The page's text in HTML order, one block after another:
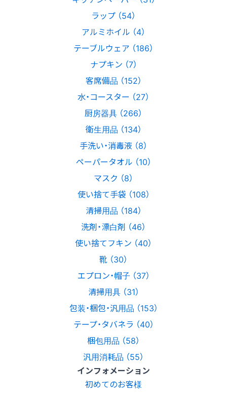
ラップ （54）
アルミホイル （4）
テーブルウェア （186）
ナプキン （7）
客席備品 （152）
水・コースター （27）
厨房器具 （266）
衛生用品 （134）
手洗い・消毒液 （8）
ペーパータオル （10）
マスク （8）
使い捨て手袋 （108）
清掃用品 （184）
洗剤・漂白剤 （46）
使い捨てフキン （40）
靴 （30）
エプロン・帽子 （37）
清掃用具 （31）
包装・梱包・汎用品 （153）
テープ・タバネラ （40）
梱包用品 （58）
汎用消耗品 （55）
インフォメーション
初めてのお客様